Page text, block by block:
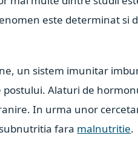
este determinat si
un sistem imunitar
Alaturi de
In urma unor
fara malnutritie.